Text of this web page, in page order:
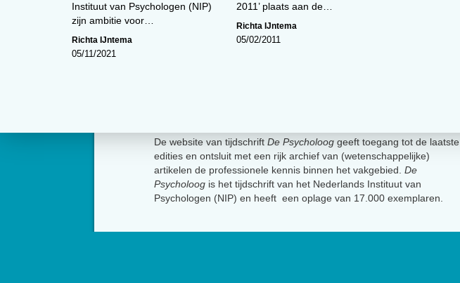
Instituut van Psychologen (NIP)
zijn ambitie voor…
Richta IJntema
05/11/2021
2011’ plaats aan de…
Richta IJntema
05/02/2011
De website van tijdschrift De Psycholoog geeft toegang tot de laatste
edities en ontsluit met een rijk archief van (wetenschappelijke)
artikelen de professionele kennis binnen het vakgebied. De
Psycholoog is het tijdschrift van het Nederlands Instituut van
Psychologen (NIP) en heeft een oplage van 17.000 exemplaren.